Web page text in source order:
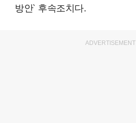
방안` 후속조치다.
ADVERTISEMENT